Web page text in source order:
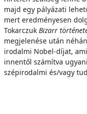
majd egy pályázati
mert eredményesen
Tokarczuk Bizarr
megjelenése után
irodalmi Nobel-díjat,
innentől számítva
szépirodalmi és/vagy